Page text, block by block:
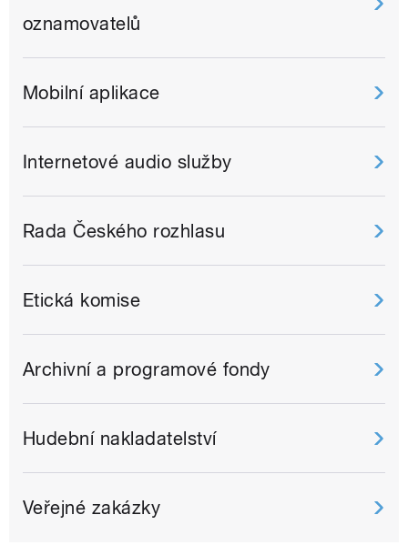
oznamovatelů
Mobilní aplikace
Internetové audio služby
Rada Českého rozhlasu
Etická komise
Archivní a programové fondy
Hudební nakladatelství
Veřejné zakázky